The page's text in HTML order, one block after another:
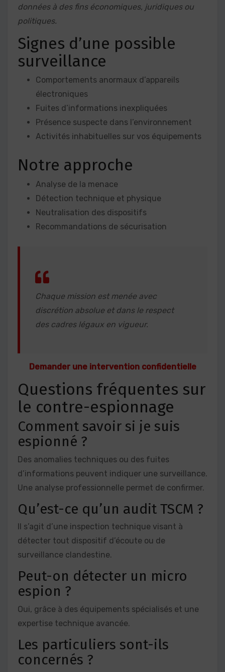
données à des fins économiques, juridiques ou
politiques.
Signes d’une possible
surveillance
Comportements anormaux d’appareils
électroniques
Fuites d’informations inexpliquées
Présence suspecte dans l’environnement
Activités inhabituelles sur vos équipements
Notre approche
Analyse de la menace
Détection technique et physique
Neutralisation des dispositifs
Recommandations de sécurisation
Chaque mission est menée avec
discrétion absolue et dans le respect
des cadres légaux en vigueur.
Demander une intervention confidentielle
Questions fréquentes sur
le contre-espionnage
Comment savoir si je suis
espionné ?
Des anomalies techniques ou des fuites
d’informations peuvent indiquer une surveillance.
Une analyse professionnelle permet de confirmer.
Qu’est-ce qu’un audit TSCM ?
Il s’agit d’une inspection technique visant à
détecter tout dispositif d’écoute ou de
surveillance clandestine.
Peut-on détecter un micro
espion ?
Oui, grâce à des équipements spécialisés et une
expertise technique avancée.
Les particuliers sont-ils
concernés ?